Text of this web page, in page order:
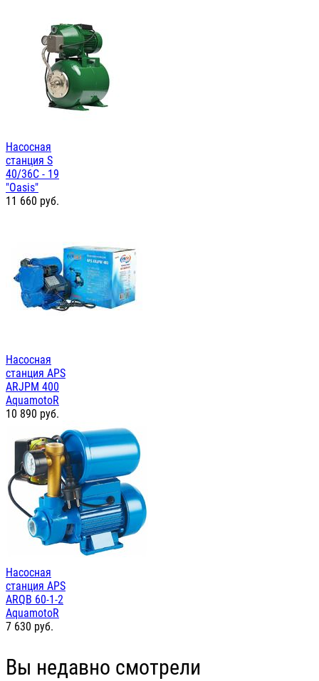
Насосная
станция S
40/36C - 19
"Oasis"
11 660 руб.
Насосная
станция APS
ARJPM 400
AquamotoR
10 890 руб.
Насосная
станция APS
ARQB 60-1-2
AquamotoR
7 630 руб.
Вы недавно смотрели